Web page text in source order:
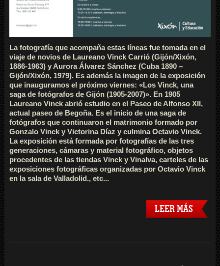
La fotografía que acompaña estas líneas fue tomada en el
viaje de novios de Laureano Vinck Carrió (Gijón/Xixón,
1886-1963) y Aurora Álvarez Sánchez (Cuba 1890 –
Gijón/Xixón, 1979). Es además la imagen de la exposición
que inauguramos el próximo viernes: «Los Vinck, una
saga de fotógrafos de Gijón (1905-2007)». En 1905
Laureano Vinck abrió estudio en el Paseo de Alfonso XII,
actual paseo de Begoña. Es el inicio de una saga de
fotógrafos que continuaron el matrimonio formado por
Gonzalo Vinck y Victorina Díaz y culmina Octavio Vinck.
La exposición está formada por fotografías de las tres
generaciones, cámaras y material fotográfico, objetos
procedentes de las tiendas Vinck y Vinalva, carteles de las
exposiciones fotográficas organizadas por Octavio Vinck
en la sala de Valladolid., etc...
LEER MÁS